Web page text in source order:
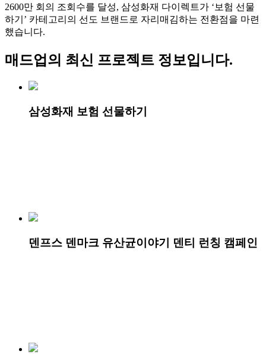
2600만 회의 조회수를 달성, 삼성화재 다이렉트가 ‘보험 선물
하기’ 카테고리의 선도 브랜드로 자리매김하는 전환점을 마련
했습니다.
매드업 의 최신 프로젝트 정보입니다.
삼성화재 보험 선물하기
덴프스 덴마크 유산균이야기 덴티 런칭 캠페인